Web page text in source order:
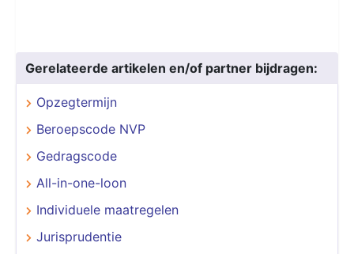
Gerelateerde artikelen en/of partner bijdragen:
Opzegtermijn
Beroepscode NVP
Gedragscode
All-in-one-loon
Individuele maatregelen
Jurisprudentie